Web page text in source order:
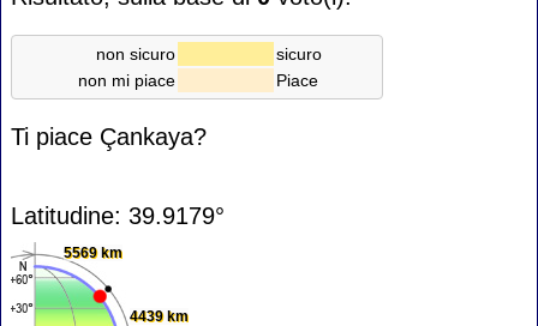
non sicuro
sicuro
non mi piace
Piace
Ti piace Çankaya?
Latitudine: 39.9179°
5569 km
4439 km